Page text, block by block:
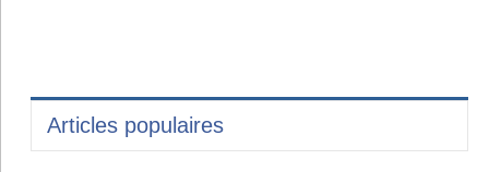
Articles populaires